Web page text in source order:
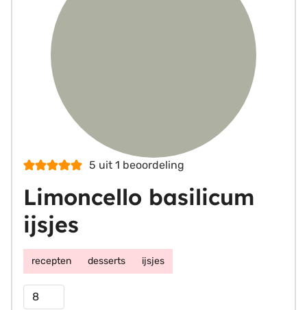
5 uit 1 beoordeling
Limoncello basilicum
ijsjes
recepten desserts ijsjes
Porties